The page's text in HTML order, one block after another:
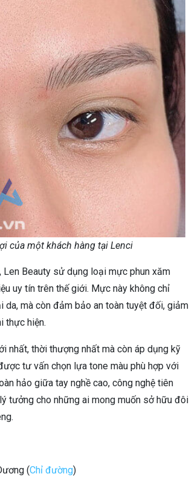
của một khách hàng tại Lenci
Len Beauty sử dụng loại mực phun xăm
uy tín trên thế giới. Mực này không chỉ
da, mà còn đảm bảo an toàn tuyệt đối, giảm
thực hiện.
nhất, thời thượng nhất mà còn áp dụng kỹ
tư vấn chọn lựa tone màu phù hợp với
hảo giữa tay nghề cao, công nghệ tiên
tưởng cho những ai mong muốn sở hữu đôi
(Chỉ đường)